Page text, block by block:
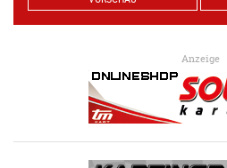
Anzeige